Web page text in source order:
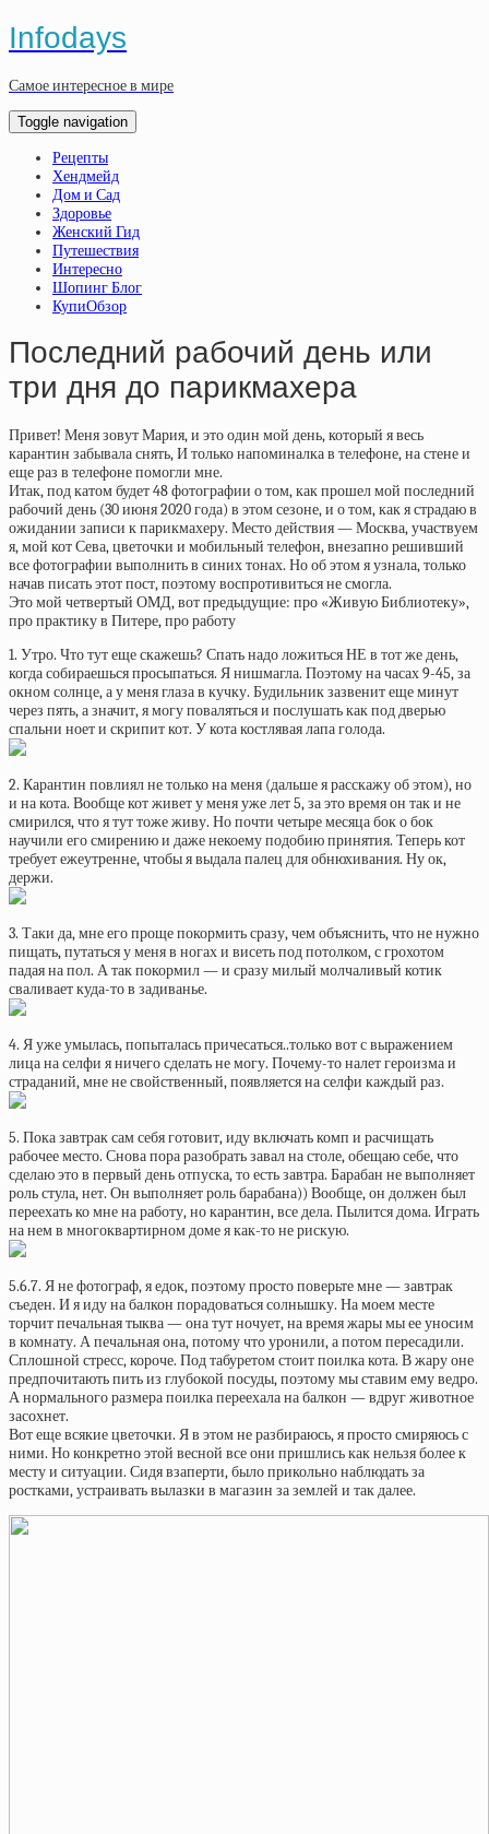
Infodays
Самое интересное в мире
Toggle navigation
Рецепты
Хендмейд
Дом и Сад
Здоровье
Женский Гид
Путешествия
Интересно
Шопинг Блог
КупиОбзор
Последний рабочий день или
три дня до парикмахера
Привет! Меня зовут Мария, и это один мой день, который я весь
карантин забывала снять, И только напоминалка в телефоне, на стене и
еще раз в телефоне помогли мне.
Итак, под катом будет 48 фотографии о том, как прошел мой последний
рабочий день (30 июня 2020 года) в этом сезоне, и о том, как я страдаю в
ожидании записи к парикмахеру. Место действия — Москва, участвуем
я, мой кот Сева, цветочки и мобильный телефон, внезапно решивший
все фотографии выполнить в синих тонах. Но об этом я узнала, только
начав писать этот пост, поэтому воспротивиться не смогла.
Это мой четвертый ОМД, вот предыдущие: про «Живую Библиотеку»,
про практику в Питере, про работу
1. Утро. Что тут еще скажешь? Спать надо ложиться НЕ в тот же день,
когда собираешься просыпаться. Я нишмагла. Поэтому на часах 9-45, за
окном солнце, а у меня глаза в кучку. Будильник зазвенит еще минут
через пять, а значит, я могу поваляться и послушать как под дверью
спальни ноет и скрипит кот. У кота костлявая лапа голода.
2. Карантин повлиял не только на меня (дальше я расскажу об этом), но
и на кота. Вообще кот живет у меня уже лет 5, за это время он так и не
смирился, что я тут тоже живу. Но почти четыре месяца бок о бок
научили его смирению и даже некоему подобию принятия. Теперь кот
требует ежеутренне, чтобы я выдала палец для обнюхивания. Ну ок,
держи.
3. Таки да, мне его проще покормить сразу, чем объяснить, что не нужно
пищать, путаться у меня в ногах и висеть под потолком, с грохотом
падая на пол. А так покормил — и сразу милый молчаливый котик
сваливает куда-то в задиванье.
4. Я уже умылась, попыталась причесаться..только вот с выражением
лица на селфи я ничего сделать не могу. Почему-то налет героизма и
страданий, мне не свойственный, появляется на селфи каждый раз.
5. Пока завтрак сам себя готовит, иду включать комп и расчищать
рабочее место. Снова пора разобрать завал на столе, обещаю себе, что
сделаю это в первый день отпуска, то есть завтра. Барабан не выполняет
роль стула, нет. Он выполняет роль барабана)) Вообще, он должен был
переехать ко мне на работу, но карантин, все дела. Пылится дома. Играть
на нем в многоквартирном доме я как-то не рискую.
5.6.7. Я не фотограф, я едок, поэтому просто поверьте мне — завтрак
съеден. И я иду на балкон порадоваться солнышку. На моем месте
торчит печальная тыква — она тут ночует, на время жары мы ее уносим
в комнату. А печальная она, потому что уронили, а потом пересадили.
Сплошной стресс, короче. Под табуретом стоит поилка кота. В жару оне
предпочитають пить из глубокой посуды, поэтому мы ставим ему ведро.
А нормального размера поилка переехала на балкон — вдруг животное
засохнет.
Вот еще всякие цветочки. Я в этом не разбираюсь, я просто смиряюсь с
ними. Но конкретно этой весной все они пришлись как нельзя более к
месту и ситуации. Сидя взаперти, было прикольно наблюдать за
ростками, устраивать вылазки в магазин за землей и так далее.